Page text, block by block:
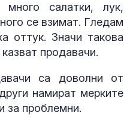
салатки, лук,
се взимат. Гледам
оттук. Значи такова
продавачи.
са доволни от
намират мерките
за проблемни.